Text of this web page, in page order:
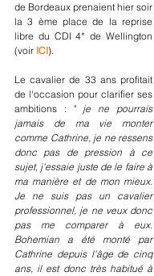
de Bordeaux prenaient hier soir
la 3 ème place de la reprise
libre du CDI 4* de Wellington
(voir ICI).
Le cavalier de 33 ans profitait
de l'occasion pour clarifier ses
ambitions : " je ne pourrais
jamais de ma vie monter
comme Cathrine, je ne ressens
donc pas de pression à ce
sujet, j'essaie juste de le faire à
ma manière et de mon mieux.
Je ne suis pas un cavalier
professionnel, je ne veux donc
pas me comparer à eux.
Bohemian a été monté par
Cathrine depuis l'âge de cinq
ans, il est donc très habitué à